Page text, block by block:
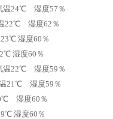
温24℃ 湿度57％
22℃ 湿度62％
湿度60％
湿度60％
温22℃ 湿度59％
21℃ 湿度59％
湿度60％
湿度60％